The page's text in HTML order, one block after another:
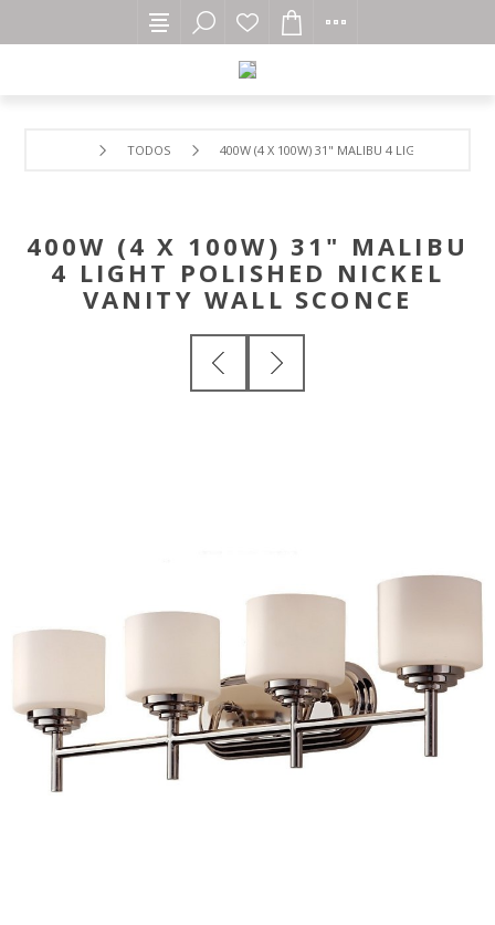
TODOS 400W (4 X 100W) 31" MALIBU 4 LIGHT
400W (4 X 100W) 31" MALIBU
4 LIGHT POLISHED NICKEL
VANITY WALL SCONCE